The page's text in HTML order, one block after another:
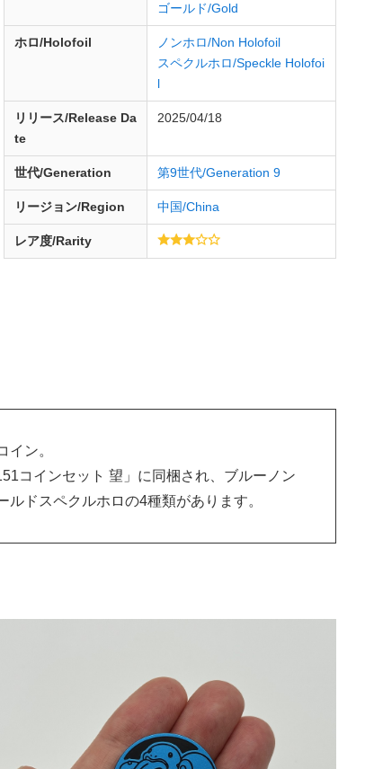
ゴールド/Gold
ホロ/Holofoil
ノンホロ/Non Holofoil
スペクルホロ/Speckle Holofoi
l
リリース/ReleaseDa
te
2025/04/18
世代/Generation 第9世代/Generation 9
リージョン/Region 中国/China
レア度/Rarity
ン。
コインセット 望」に同梱され、ブルーノン
ドスペクルホロの4種類があります。